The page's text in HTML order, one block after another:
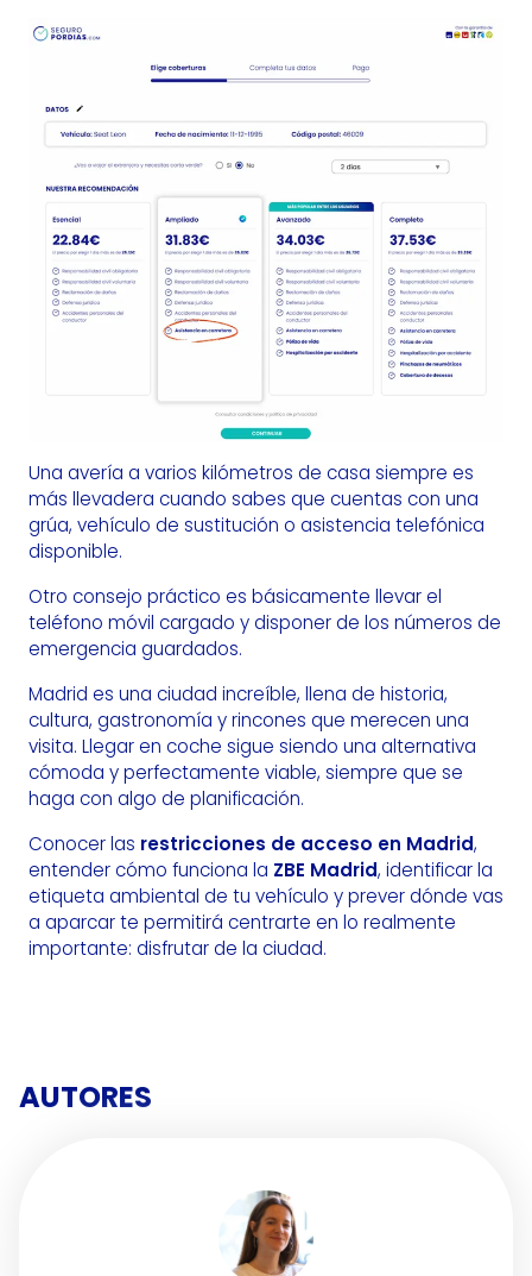
Una avería a varios kilómetros de casa siempre es
más llevadera cuando sabes que cuentas con una
grúa, vehículo de sustitución o asistencia telefónica
disponible.
Otro consejo práctico es básicamente llevar el
teléfono móvil cargado y disponer de los números de
emergencia guardados.
Madrid es una ciudad increíble, llena de historia,
cultura, gastronomía y rincones que merecen una
visita. Llegar en coche sigue siendo una alternativa
cómoda y perfectamente viable, siempre que se
haga con algo de planificación.
Conocer las restricciones de acceso en Madrid,
entender cómo funciona la ZBE Madrid, identificar la
etiqueta ambiental de tu vehículo y prever dónde vas
a aparcar te permitirá centrarte en lo realmente
importante: disfrutar de la ciudad.
AUTORES